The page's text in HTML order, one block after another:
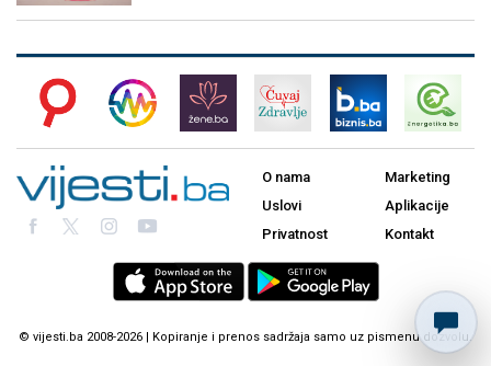
O nama
Uslovi
Privatnost
Marketing
Aplikacije
Kontakt
© vijesti.ba 2008-2026 | Kopiranje i prenos sadržaja samo uz pismenu dozvolu.